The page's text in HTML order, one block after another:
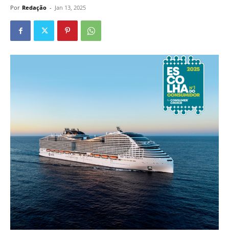
Por Redação - Jan 13, 2025